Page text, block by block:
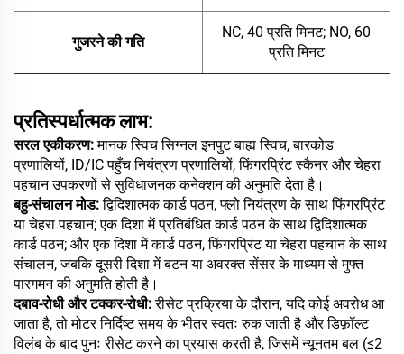
गुजरने की गति
NC, 40 प्रति मिनट; NO, 60
प्रति मिनट
प्रतिस्पर्धात्मक लाभ:
सरल एकीकरण:मानक स्विच सिग्नल इनपुट बाह्य स्विच, बारकोड
प्रणालियों, ID/IC पहुँच नियंत्रण प्रणालियों, फिंगरप्रिंट स्कैनर और चेहरा
पहचान उपकरणों से सुविधाजनक कनेक्शन की अनुमति देता है।
बहु-संचालन मोड:द्विदिशात्मक कार्ड पठन, फ्लो नियंत्रण के साथ फिंगरप्रिंट
या चेहरा पहचान; एक दिशा में प्रतिबंधित कार्ड पठन के साथ द्विदिशात्मक
कार्ड पठन; और एक दिशा में कार्ड पठन, फिंगरप्रिंट या चेहरा पहचान के साथ
संचालन, जबकि दूसरी दिशा में बटन या अवरक्त सेंसर के माध्यम से मुफ्त
पारगमन की अनुमति होती है।
दबाव-रोधी और टक्कर-रोधी:रीसेट प्रक्रिया के दौरान, यदि कोई अवरोध आ
जाता है, तो मोटर निर्दिष्ट समय के भीतर स्वतः रुक जाती है और डिफ़ॉल्ट
विलंब के बाद पुनः रीसेट करने का प्रयास करती है, जिसमें न्यूनतम बल (≤2